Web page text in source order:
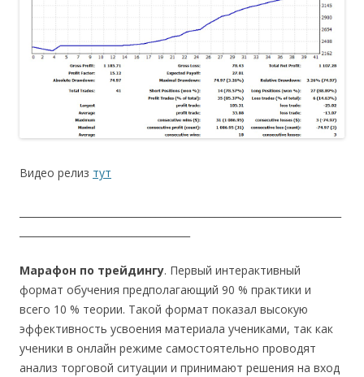
Видео релиз тут
Марафон по трейдингу. Первый интерактивный
формат обучения предполагающий 90 % практики и
всего 10 % теории. Такой формат показал высокую
эффективность усвоения материала учениками, так как
ученики в онлайн режиме самостоятельно проводят
анализ торговой ситуации и принимают решения на вход